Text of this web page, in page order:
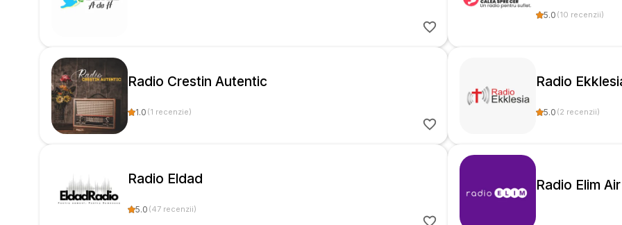
5.0 (10 recenzii)
Radio Crestin Autentic
1.0 (1 recenzie)
Radio
5.0 (2 recenzii)
Radio Eldad
5.0 (47 recenzii)
Radio Elim Air